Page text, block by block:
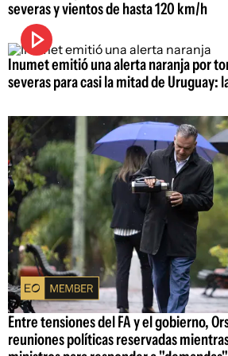
severas y vientos de hasta 120 km/h
Inumet emitió una alerta naranja por
severas para casi la mitad de Uruguay:
Entre tensiones del FA y el gobierno,
reuniones políticas reservadas